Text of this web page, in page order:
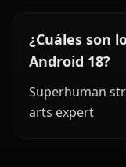
¿Cuáles son
Android 18?
Superhuman
arts expert